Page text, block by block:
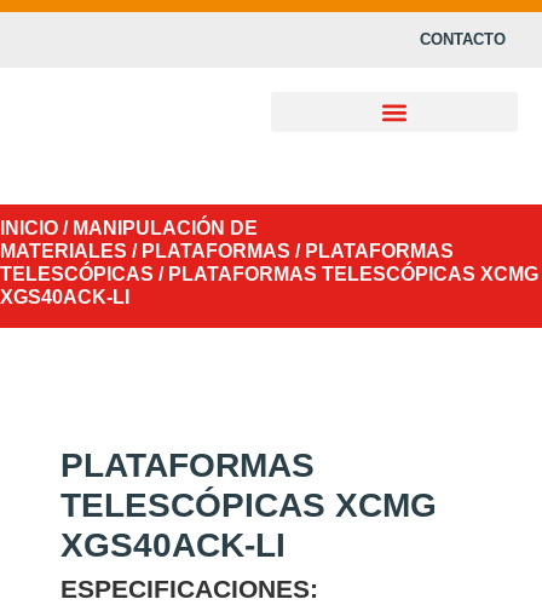
CONTACTO
INICIO / MANIPULACIÓN DE
MATERIALES / PLATAFORMAS / PLATAFORMAS
TELESCÓPICAS / PLATAFORMAS TELESCÓPICAS XCMG
XGS40ACK-LI
PLATAFORMAS
TELESCÓPICAS XCMG
XGS40ACK-LI
ESPECIFICACIONES: